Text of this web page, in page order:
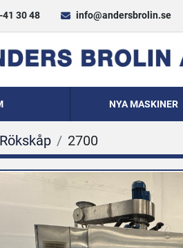
30 48 info@andersbrolin.se
NYA MASKINER
Rökskåp 2700